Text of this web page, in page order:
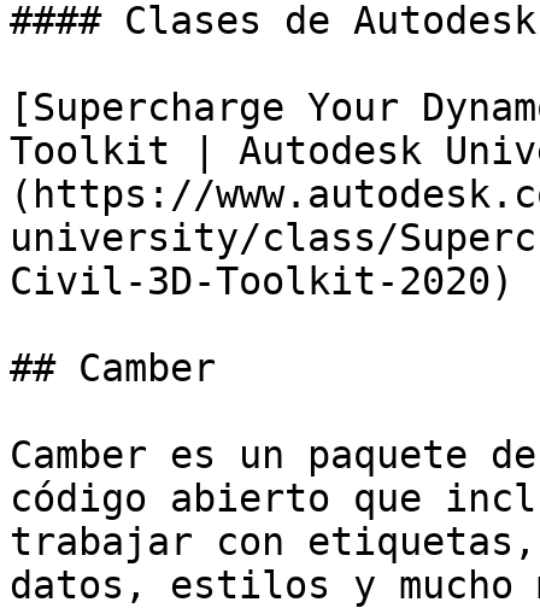
#### Clases de
[Supercharge Your
Toolkit | Autodesk
(https://
university/class/
Civil-3D-Toolkit-2020)
## Camber
Camber es un paquete
código abierto que
trabajar con
datos, estilos y mucho